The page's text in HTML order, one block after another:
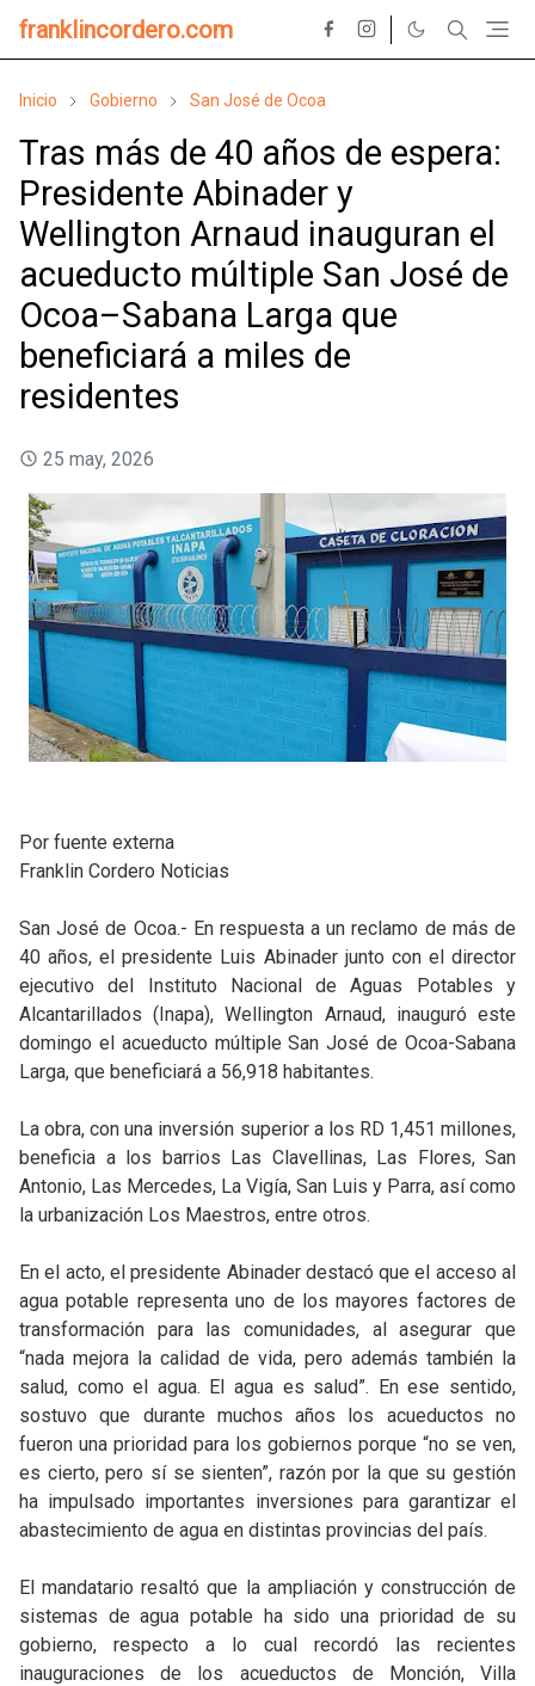
franklincordero.com
Inicio Gobierno San José de Ocoa
Tras más de 40 años de espera:
Presidente Abinader y
Wellington Arnaud inauguran el
acueducto múltiple San José de
Ocoa–Sabana Larga que
beneficiará a miles de
residentes
25 may, 2026
Por fuente externa
Franklin Cordero Noticias
San José de Ocoa.- En respuesta a un reclamo de más de
40 años, el presidente Luis Abinader junto con el director
ejecutivo del Instituto Nacional de Aguas Potables y
Alcantarillados (Inapa), Wellington Arnaud, inauguró este
domingo el acueducto múltiple San José de Ocoa-Sabana
Larga, que beneficiará a 56,918 habitantes.
La obra, con una inversión superior a los RD 1,451 millones,
beneficia a los barrios Las Clavellinas, Las Flores, San
Antonio, Las Mercedes, La Vigía, San Luis y Parra, así como
la urbanización Los Maestros, entre otros.
En el acto, el presidente Abinader destacó que el acceso al
agua potable representa uno de los mayores factores de
transformación para las comunidades, al asegurar que
“nada mejora la calidad de vida, pero además también la
salud, como el agua. El agua es salud”. En ese sentido,
sostuvo que durante muchos años los acueductos no
fueron una prioridad para los gobiernos porque “no se ven,
es cierto, pero sí se sienten”, razón por la que su gestión
ha impulsado importantes inversiones para garantizar el
abastecimiento de agua en distintas provincias del país.
El mandatario resaltó que la ampliación y construcción de
sistemas de agua potable ha sido una prioridad de su
gobierno, respecto a lo cual recordó las recientes
inauguraciones de los acueductos de Monción, Villa